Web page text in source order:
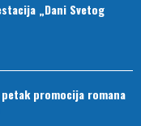
„Dani Svetog
promocija romana